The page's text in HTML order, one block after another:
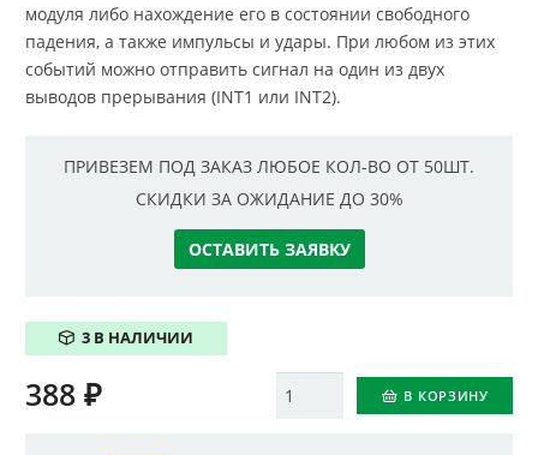
модуля либо нахождение его в состоянии свободного
падения, а также импульсы и удары. При любом из этих
событий можно отправить сигнал на один из двух
выводов прерывания (INT1 или INT2).
ПРИВЕЗЕМ ПОД ЗАКАЗ ЛЮБОЕ КОЛ-ВО ОТ 50ШТ.
СКИДКИ ЗА ОЖИДАНИЕ ДО 30%
ОСТАВИТЬ ЗАЯВКУ
3 В НАЛИЧИИ
Количество В КОРЗИНУ
388 ₽